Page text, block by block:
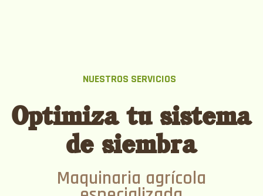
NUESTROS SERVICIOS
Optimiza tu sistema
de siembra
Maquinaria agrícola